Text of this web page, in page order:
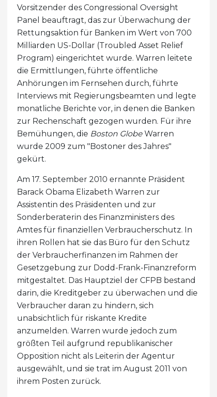
Vorsitzender des Congressional Oversight
Panel beauftragt, das zur Überwachung der
Rettungsaktion für Banken im Wert von 700
Milliarden US-Dollar (Troubled Asset Relief
Program) eingerichtet wurde. Warren leitete
die Ermittlungen, führte öffentliche
Anhörungen im Fernsehen durch, führte
Interviews mit Regierungsbeamten und legte
monatliche Berichte vor, in denen die Banken
zur Rechenschaft gezogen wurden. Für ihre
Bemühungen, die Boston GlobeWarren
wurde 2009 zum "Bostoner des Jahres"
gekürt.
Am 17. September 2010 ernannte Präsident
Barack Obama Elizabeth Warren zur
Assistentin des Präsidenten und zur
Sonderberaterin des Finanzministers des
Amtes für finanziellen Verbraucherschutz. In
ihren Rollen hat sie das Büro für den Schutz
der Verbraucherfinanzen im Rahmen der
Gesetzgebung zur Dodd-Frank-Finanzreform
mitgestaltet. Das Hauptziel der CFPB bestand
darin, die Kreditgeber zu überwachen und die
Verbraucher daran zu hindern, sich
unabsichtlich für riskante Kredite
anzumelden. Warren wurde jedoch zum
größten Teil aufgrund republikanischer
Opposition nicht als Leiterin der Agentur
ausgewählt, und sie trat im August 2011 von
ihrem Posten zurück.